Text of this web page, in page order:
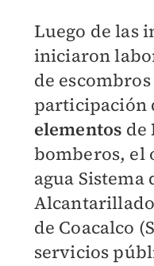
Luego de las
iniciaron
de
participación
elementos de
bomberos, el
agua Sistema
de Coacalco
servicios